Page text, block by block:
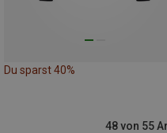
Du sparst 40%
48 von 55